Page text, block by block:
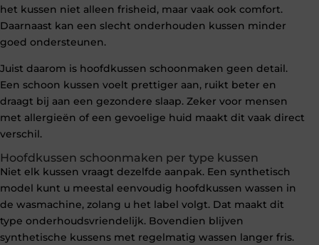
het kussen niet alleen frisheid, maar vaak ook comfort.
Daarnaast kan een slecht onderhouden kussen minder
goed ondersteunen.
Juist daarom is hoofdkussen schoonmaken geen detail.
Een schoon kussen voelt prettiger aan, ruikt beter en
draagt bij aan een gezondere slaap. Zeker voor mensen
met allergieën of een gevoelige huid maakt dit vaak direct
verschil.
Hoofdkussen schoonmaken per type kussen
Niet elk kussen vraagt dezelfde aanpak. Een synthetisch
model kunt u meestal eenvoudig hoofdkussen wassen in
de wasmachine, zolang u het label volgt. Dat maakt dit
type onderhoudsvriendelijk. Bovendien blijven
synthetische kussens met regelmatig wassen langer fris.